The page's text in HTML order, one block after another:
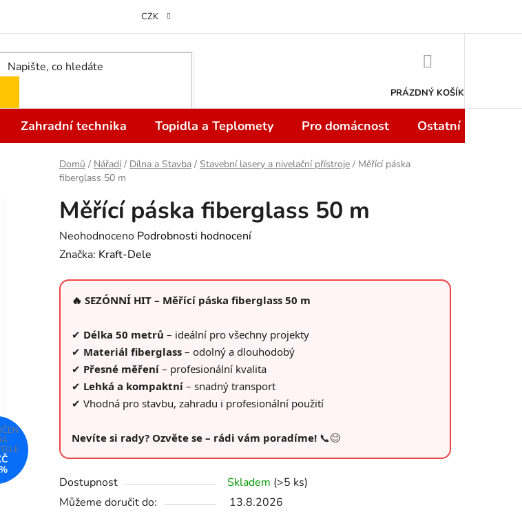
Odstoupení od kupní smlouvy do 14 dní
CZK
PRÁZDNÝ KOŠÍK
Zahradní technika Topidla a Teplomety Pro domácnost Ostatní
Domů / Nářadí / Dílna a Stavba / Stavební lasery a nivelační přístroje / Měřící páska
fiberglass 50 m
Měřící páska fiberglass 50 m
Průměrné
hodnocení
je
hvězdiček.
Neohodnoceno Podrobnosti hodnocení
Značka: Kraft-Dele
🔥 SEZÓNNÍ HIT – Měřící páska fiberglass 50 m
✔ Délka 50 metrů – ideální pro všechny projekty
✔ Materiál fiberglass – odolný a dlouhodobý
✔ Přesné měření – profesionální kvalita
✔ Lehká a kompaktní – snadný transport
✔ Vhodná pro stavbu, zahradu i profesionální použití
Nevíte si rady? Ozvěte se – rádi vám poradíme! 📞😊
Dostupnost Skladem (>5 ks)
Můžeme doručit do:
13.8.2026